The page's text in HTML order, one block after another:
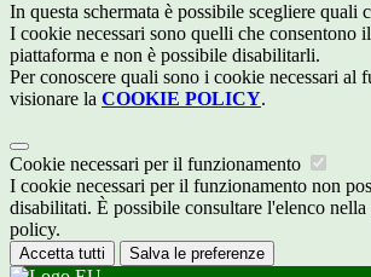
In questa schermata è possibile scegliere quali
I cookie necessari sono quelli che consentono
piattaforma e non è possibile disabilitarli.
Per conoscere quali sono i cookie necessari al
visionare la COOKIE POLICY.
Cookie necessari per il funzionamento
I cookie necessari per il funzionamento non
disabilitati. È possibile consultare l'elenco
policy.
Accetta tutti Salva le preferenze